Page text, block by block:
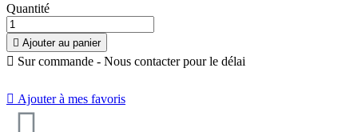
Quantité
 Ajouter au panier
 Sur commande - Nous contacter pour le délai
 Ajouter à mes favoris